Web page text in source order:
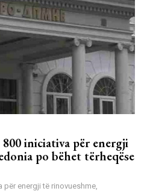
iniciativa për energji
po bëhet tërheqëse
për energji të rinovueshme,